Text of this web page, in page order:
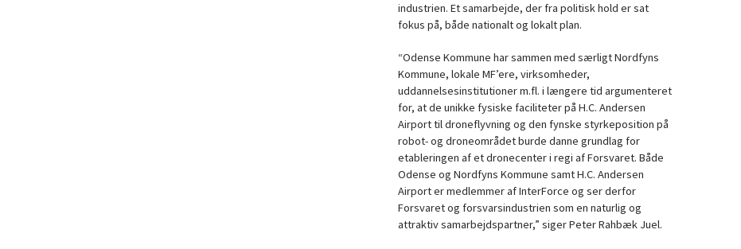
industrien. Et samarbejde, der fra politisk hold er sat
fokus på, både nationalt og lokalt plan.
“Odense Kommune har sammen med særligt Nordfyns
Kommune, lokale MF’ere, virksomheder,
uddannelsesinstitutioner m.fl. i længere tid argumenteret
for, at de unikke fysiske faciliteter på H.C. Andersen
Airport til droneflyvning og den fynske styrkeposition på
robot- og droneområdet burde danne grundlag for
etableringen af et dronecenter i regi af Forsvaret. Både
Odense og Nordfyns Kommune samt H.C. Andersen
Airport er medlemmer af InterForce og ser derfor
Forsvaret og forsvarsindustrien som en naturlig og
attraktiv samarbejdspartner,” siger Peter Rahbæk Juel.